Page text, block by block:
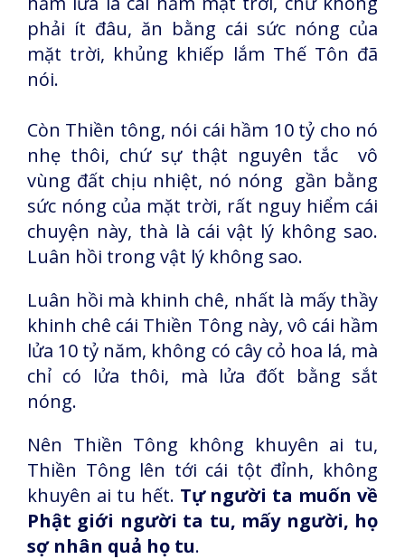
phải ít đâu, ăn bằng cái sức nóng của
mặt trời, khủng khiếp lắm Thế Tôn đã
nói.
Còn Thiền tông, nói cái hầm 10 tỷ cho nó
nhẹ thôi, chứ sự thật nguyên tắc vô
vùng đất chịu nhiệt, nó nóng gần bằng
sức nóng của mặt trời, rất nguy hiểm cái
chuyện này, thà là cái vật lý không sao.
Luân hồi trong vật lý không sao.
Luân hồi mà khinh chê, nhất là mấy thầy
khinh chê cái Thiền Tông này, vô cái hầm
lửa 10 tỷ năm, không có cây cỏ hoa lá, mà
chỉ có lửa thôi, mà lửa đốt bằng sắt
nóng.
Nên Thiền Tông không khuyên ai tu,
Thiền Tông lên tới cái tột đỉnh, không
khuyên ai tu hết. Tự người ta muốn về
Phật giới người ta tu, mấy người, họ
sợ nhân quả họ tu.